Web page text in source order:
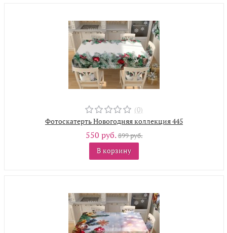
(0)
Фотоскатерть Новогодняя коллекция 445
550 руб.899 руб.
В корзину